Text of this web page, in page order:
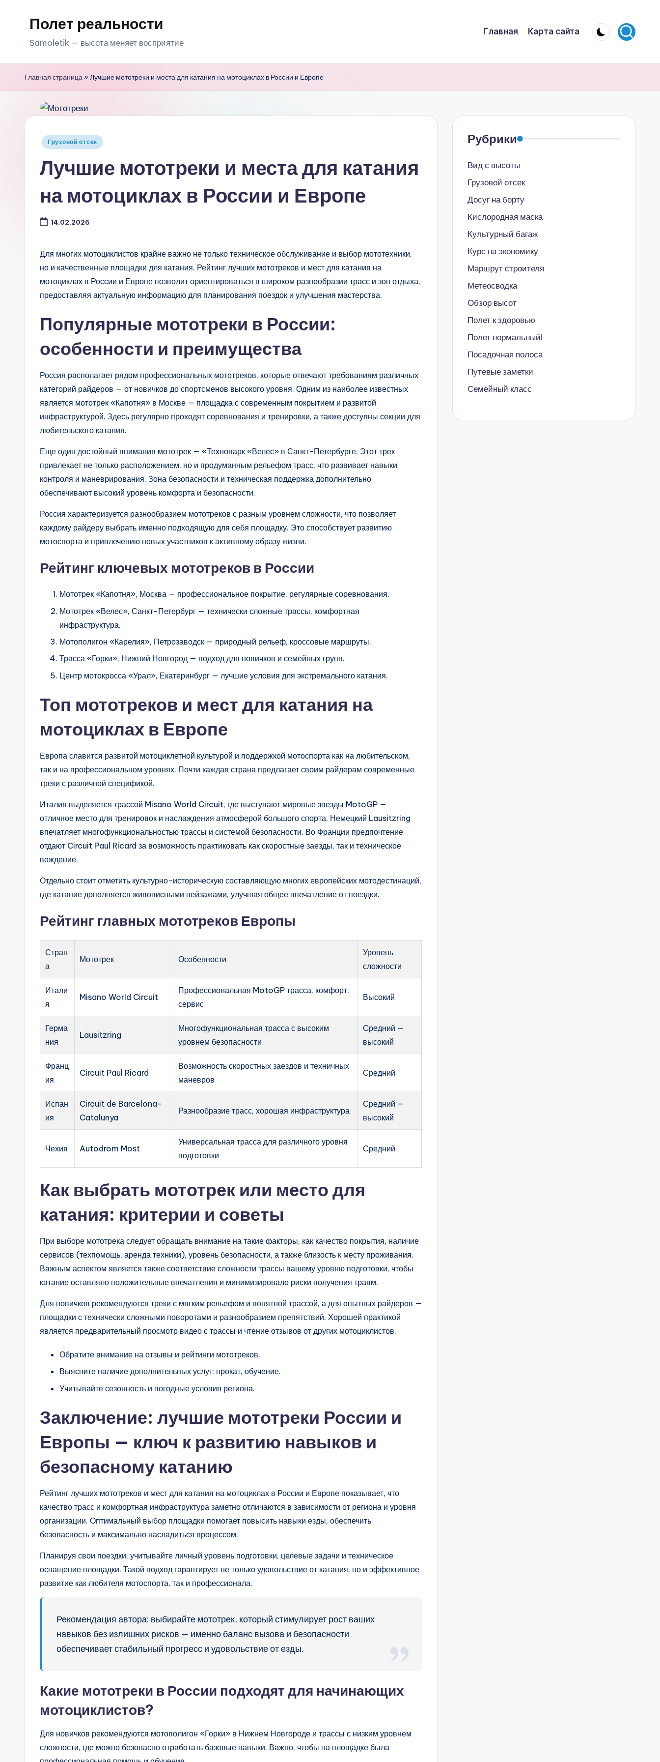
Полет реальности
Samoletik — высота меняет восприятие
Главная Карта сайта
Главная страница»Лучшие мототреки и места для катания на мотоциклах в России и Европе
Опубликовано
Грузовой отсек
Лучшие мототреки и места для катания
на мотоциклах в России и Европе
14.02.2026
Для многих мотоциклистов крайне важно не только техническое обслуживание и выбор мототехники,
но и качественные площадки для катания. Рейтинг лучших мототреков и мест для катания на
мотоциклах в России и Европе позволит ориентироваться в широком разнообразии трасс и зон отдыха,
предоставляя актуальную информацию для планирования поездок и улучшения мастерства.
Популярные мототреки в России:
особенности и преимущества
Россия располагает рядом профессиональных мототреков, которые отвечают требованиям различных
категорий райдеров — от новичков до спортсменов высокого уровня. Одним из наиболее известных
является мототрек «Капотня» в Москве — площадка с современным покрытием и развитой
инфраструктурой. Здесь регулярно проходят соревнования и тренировки, а также доступны секции для
любительского катания.
Еще один достойный внимания мототрек — «Технопарк «Велес» в Санкт-Петербурге. Этот трек
привлекает не только расположением, но и продуманным рельефом трасс, что развивает навыки
контроля и маневрирования. Зона безопасности и техническая поддержка дополнительно
обеспечивают высокий уровень комфорта и безопасности.
Россия характеризуется разнообразием мототреков с разным уровнем сложности, что позволяет
каждому райдеру выбрать именно подходящую для себя площадку. Это способствует развитию
мотоспорта и привлечению новых участников к активному образу жизни.
Рейтинг ключевых мототреков в России
Мототрек «Капотня», Москва — профессиональное покрытие, регулярные соревнования.
Мототрек «Велес», Санкт-Петербург — технически сложные трассы, комфортная
инфраструктура.
Мотополигон «Карелия», Петрозаводск — природный рельеф, кроссовые маршруты.
Трасса «Горки», Нижний Новгород — подход для новичков и семейных групп.
Центр мотокросса «Урал», Екатеринбург — лучшие условия для экстремального катания.
Топ мототреков и мест для катания на
мотоциклах в Европе
Европа славится развитой мотоциклетной культурой и поддержкой мотоспорта как на любительском,
так и на профессиональном уровнях. Почти каждая страна предлагает своим райдерам современные
треки с различной спецификой.
Италия выделяется трассой Misano World Circuit, где выступают мировые звезды MotoGP —
отличное место для тренировок и наслаждения атмосферой большого спорта. Немецкий Lausitzring
впечатляет многофункциональностью трассы и системой безопасности. Во Франции предпочтение
отдают Circuit Paul Ricard за возможность практиковать как скоростные заезды, так и техническое
вождение.
Отдельно стоит отметить культурно-историческую составляющую многих европейских мотодестинаций,
где катание дополняется живописными пейзажами, улучшая общее впечатление от поездки.
Рейтинг главных мототреков Европы
Стран
а
Мототрек Особенности
Уровень
сложности
Итали
я
Misano World Circuit
Профессиональная MotoGP трасса, комфорт,
сервис
Высокий
Герма
ния
Lausitzring
Многофункциональная трасса с высоким
уровнем безопасности
Средний —
высокий
Франц
ия
Circuit Paul Ricard
Возможность скоростных заездов и техничных
маневров
Средний
Испан
ия
Circuit de Barcelona-
Catalunya
Разнообразие трасс, хорошая инфраструктура
Средний —
высокий
Чехия Autodrom Most
Универсальная трасса для различного уровня
подготовки
Средний
Как выбрать мототрек или место для
катания: критерии и советы
При выборе мототрека следует обращать внимание на такие факторы, как качество покрытия, наличие
сервисов (техпомощь, аренда техники), уровень безопасности, а также близость к месту проживания.
Важным аспектом является также соответствие сложности трассы вашему уровню подготовки, чтобы
катание оставляло положительные впечатления и минимизировало риски получения травм.
Для новичков рекомендуются треки с мягким рельефом и понятной трассой, а для опытных райдеров —
площадки с технически сложными поворотами и разнообразием препятствий. Хорошей практикой
является предварительный просмотр видео с трассы и чтение отзывов от других мотоциклистов.
Обратите внимание на отзывы и рейтинги мототреков.
Выясните наличие дополнительных услуг: прокат, обучение.
Учитывайте сезонность и погодные условия региона.
Заключение: лучшие мототреки России и
Европы — ключ к развитию навыков и
безопасному катанию
Рейтинг лучших мототреков и мест для катания на мотоциклах в России и Европе показывает, что
качество трасс и комфортная инфраструктура заметно отличаются в зависимости от региона и уровня
организации. Оптимальный выбор площадки помогает повысить навыки езды, обеспечить
безопасность и максимально насладиться процессом.
Планируя свои поездки, учитывайте личный уровень подготовки, целевые задачи и техническое
оснащение площадки. Такой подход гарантирует не только удовольствие от катания, но и эффективное
развитие как любителя мотоспорта, так и профессионала.
Рекомендация автора: выбирайте мототрек, который стимулирует рост ваших
навыков без излишних рисков — именно баланс вызова и безопасности
обеспечивает стабильный прогресс и удовольствие от езды.
Какие мототреки в России подходят для начинающих
мотоциклистов?
Для новичков рекомендуются мотополигон «Горки» в Нижнем Новгороде и трассы с низким уровнем
сложности, где можно безопасно отработать базовые навыки. Важно, чтобы на площадке была
Рубрики
Вид с высоты
Грузовой отсек
Досуг на борту
Кислородная маска
Культурный багаж
Курс на экономику
Маршрут строителя
Метеосводка
Обзор высот
Полет к здоровью
Полет нормальный!
Посадочная полоса
Путевые заметки
Семейный класс